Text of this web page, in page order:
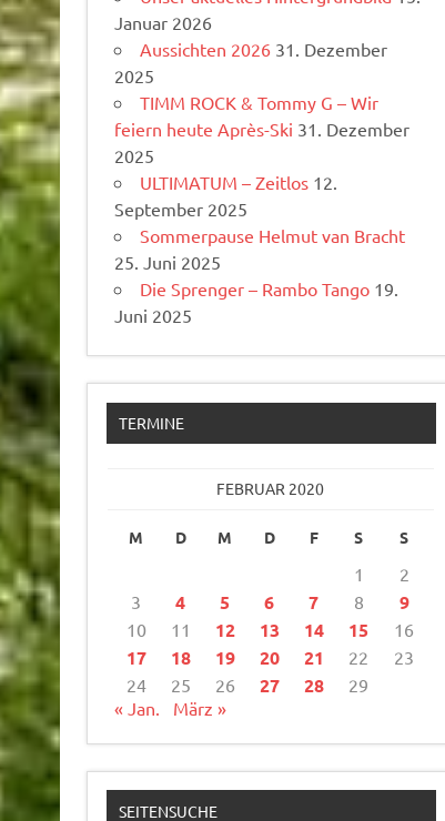
Januar 2026
Aussichten 2026 31. Dezember
2025
TIMM ROCK & Tommy G – Wir
feiern heute Après-Ski 31. Dezember
2025
ULTIMATUM – Zeitlos 12.
September 2025
Sommerpause Helmut van Bracht
25. Juni 2025
Die Sprenger – Rambo Tango 19.
Juni 2025
TERMINE
FEBRUAR 2020
M D M D F S S
1
2
3
4 5 6 7 8 9
10 11 12 13 14 15 16
17 18 19 20 21 22
23
24
25 26 27 28
29
« Jan.
März »
SEITENSUCHE